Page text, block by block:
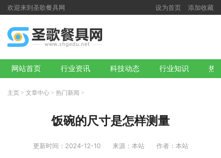
欢迎来到圣歌餐具网 设为首页 添加收藏
网站首页 行业资讯 科技动态 行业知识 热
主页 > 文章中心 > 热门新闻 >
饭碗的尺寸是怎样测量
更新时间：2024-12-10 来源：本站 作者：本站